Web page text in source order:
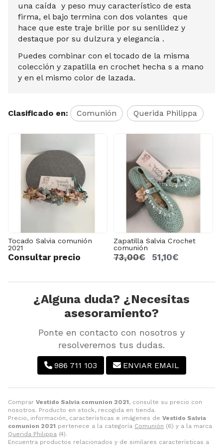
Comprar Vestido Salvia comunion 2021, consulte su precio con
nosotros. Producto en stock, recogida en tienda.
Precio, información, características e imágenes de Vestido Salvia
comunion 2021 pertenece a la categoría Comunión (6) y a la marca
Querida Philippa (4).
Encuentra productos relacionados y de similares características a
una caída y peso muy característico de esta
firma, el bajo termina con dos volantes que
hace que este traje brille por su senllidez y
destaque por su dulzura y elegancia .
Puedes combinar con el tocado de la misma
colección y zapatilla en crochet hecha s a mano
y en el mismo color de lazada.
Clasificado en: Comunión Querida Philippa
Tocado Salvia comunión
2021
Consultar precio
Zapatilla Salvia Crochet
comunión
73,00€ 51,10€
¿Alguna duda? ¿Necesitas
asesoramiento?
Ponte en contacto con nosotros y
resolveremos tus dudas.
986 711 103 ENVIAR EMAIL